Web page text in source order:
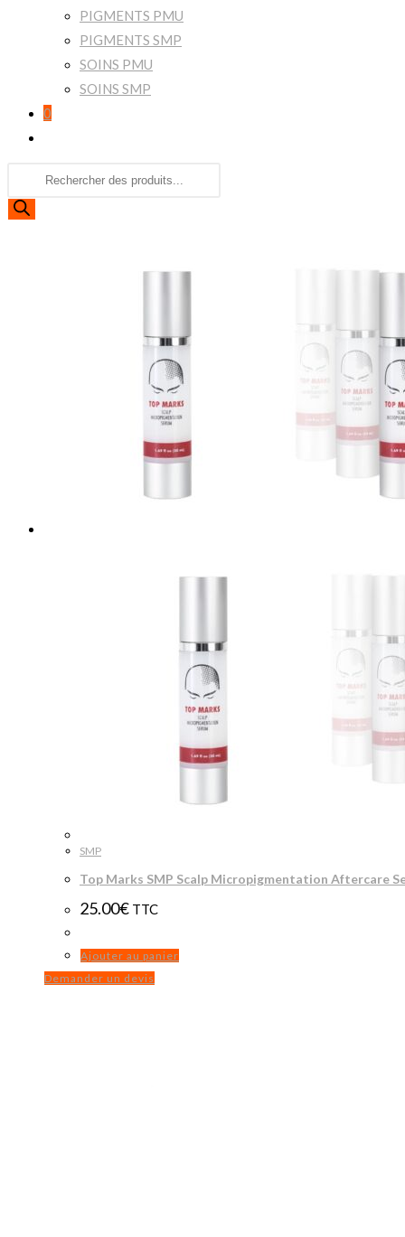
PIGMENTS PMU
PIGMENTS SMP
SOINS PMU
SOINS SMP
0
search
Recherche
de
produits
SMP
Top Marks SMP Scalp Micropigmentation Aftercare
25.00€ TTC
Ajouter au panier
Demander un devis